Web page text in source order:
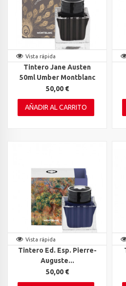
Vista rápida
Tintero Jane Austen
50ml Umber Montblanc
50,00 €
AÑADIR AL CARRITO
Vista rápida
Tintero Ed. Esp. Pierre-
Auguste...
50,00 €